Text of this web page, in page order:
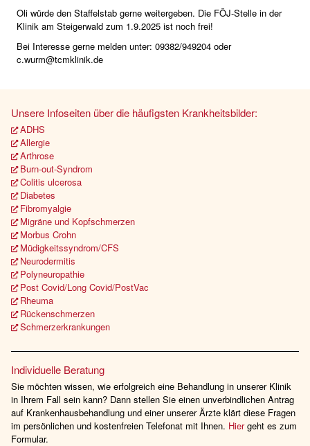
Oli würde den Staffelstab gerne weitergeben. Die FÖJ-Stelle in der
Klinik am Steigerwald zum 1.9.2025 ist noch frei!
Bei Interesse gerne melden unter: 09382/949204 oder
c.wurm@tcmklinik.de
Unsere Infoseiten über die häufigsten Krankheitsbilder:
ADHS
Allergie
Arthrose
Burn-out-Syndrom
Colitis ulcerosa
Diabetes
Fibromyalgie
Migräne und Kopfschmerzen
Morbus Crohn
Müdigkeitssyndrom/CFS
Neurodermitis
Polyneuropathie
Post Covid/Long Covid/PostVac
Rheuma
Rückenschmerzen
Schmerzerkrankungen
Individuelle Beratung
Sie möchten wissen, wie erfolgreich eine Behandlung in unserer Klinik
in Ihrem Fall sein kann? Dann stellen Sie einen unverbindlichen Antrag
auf Krankenhausbehandlung und einer unserer Ärzte klärt diese Fragen
im persönlichen und kostenfreien Telefonat mit Ihnen. Hiergeht es zum
Formular.